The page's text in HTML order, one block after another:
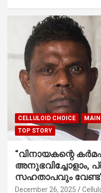
CELLULOID CHOICE
TOP STORY
“വിനായകന്റെ
അനുഭവിച്ചോളാം,
സഹതാപവും
December 26, 2025